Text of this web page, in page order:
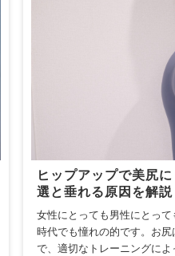
ヒップアップで美尻
選と垂れる原因を解説
女性にとっても男性にとっ
時代でも憧れの的です。お
で、適切なトレーニングによ